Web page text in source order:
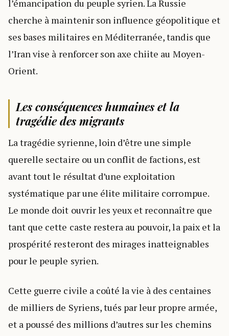
l’émancipation du peuple syrien. La Russie
cherche à maintenir son influence géopolitique et
ses bases militaires en Méditerranée, tandis que
l’Iran vise à renforcer son axe chiite au Moyen-
Orient.
Les conséquences humaines et la
tragédie des migrants
La tragédie syrienne, loin d’être une simple
querelle sectaire ou un conflit de factions, est
avant tout le résultat d’une exploitation
systématique par une élite militaire corrompue.
Le monde doit ouvrir les yeux et reconnaître que
tant que cette caste restera au pouvoir, la paix et la
prospérité resteront des mirages inatteignables
pour le peuple syrien.
Cette guerre civile a coûté la vie à des centaines
de milliers de Syriens, tués par leur propre armée,
et a poussé des millions d’autres sur les chemins